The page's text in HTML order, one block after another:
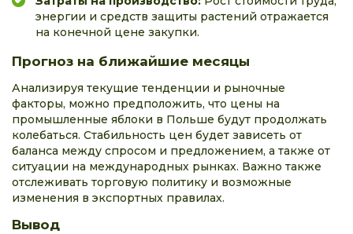
энергии и средств защиты растений отражается
на конечной цене закупки.
Прогноз на ближайшие месяцы
Анализируя текущие тенденции и рыночные
факторы, можно предположить, что цены на
промышленные яблоки в Польше будут продолжать
колебаться. Стабильность цен будет зависеть от
баланса между спросом и предложением, а также от
ситуации на международных рынках. Важно также
отслеживать торговую политику и возможные
изменения в экспортных правилах.
Вывод